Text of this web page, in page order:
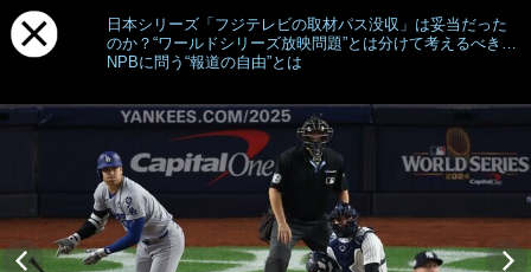
日本シリーズ「フジテレビの取材パス没収」は妥当だった
のか？“ワールドシリーズ放映問題”とは分けて考えるべき…
NPBに問う“報道の自由”とは